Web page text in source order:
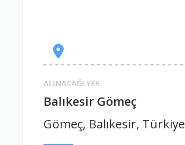
ALINACAĞI YER
Balıkesir Gömeç
Gömeç, Balıkesir, Türkiye